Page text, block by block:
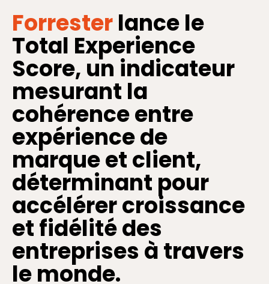
Forresterlance le
Total Experience
Score, un indicateur
mesurant la
cohérence entre
expérience de
marque et client,
déterminant pour
accélérer croissance
et fidélité des
entreprises à travers
le monde.